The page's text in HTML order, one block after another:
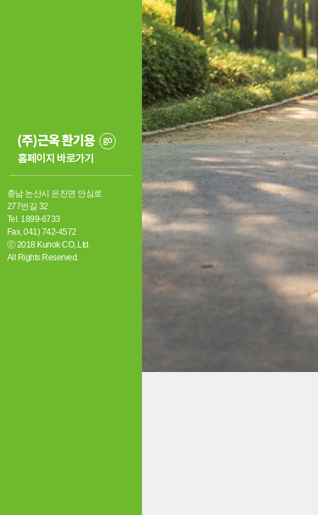
충남 논산시 은진면 안심로
277번길 32
Tel. 1899-6733
Fax. 041) 742-4572
ⓒ2018 Kunok CO,.Ltd.
All Rights Reserved.